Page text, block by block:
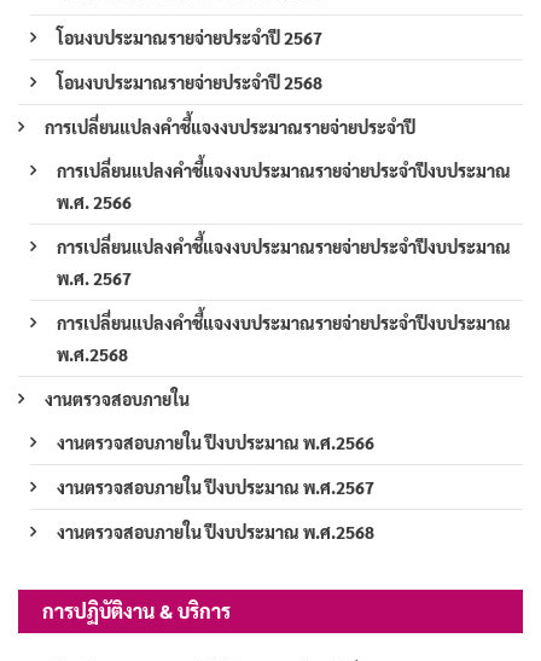
โอนงบประมาณรายจ่ายประจำปี 2567
โอนงบประมาณรายจ่ายประจำปี 2568
การเปลี่ยนแปลงคำชี้แจงงบประมาณรายจ่ายประจำปี
การเปลี่ยนแปลงคำชี้แจงงบประมาณรายจ่ายประจำปีงบประมาณ
พ.ศ. 2566
การเปลี่ยนแปลงคำชี้แจงงบประมาณรายจ่ายประจำปีงบประมาณ
พ.ศ. 2567
การเปลี่ยนแปลงคำชี้แจงงบประมาณรายจ่ายประจำปีงบประมาณ
พ.ศ.2568
งานตรวจสอบภายใน
งานตรวจสอบภายใน ปีงบประมาณ พ.ศ.2566
งานตรวจสอบภายใน ปีงบประมาณ พ.ศ.2567
งานตรวจสอบภายใน ปีงบประมาณ พ.ศ.2568
การปฏิบัติงาน & บริการ